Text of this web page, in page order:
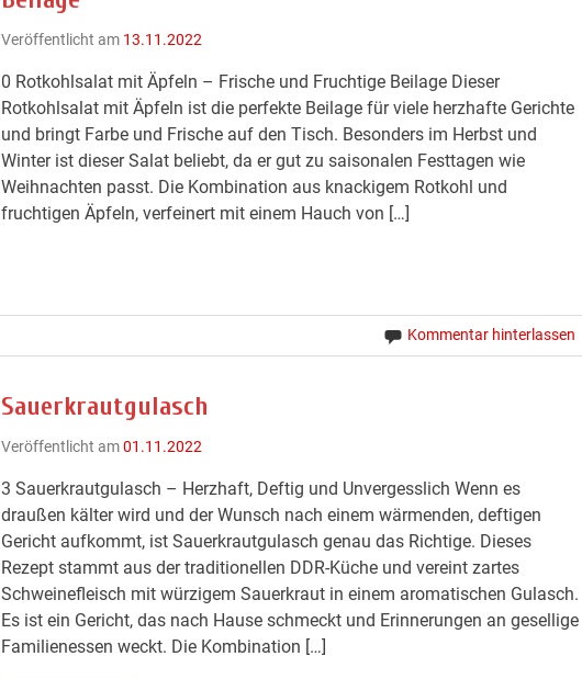
Veröffentlicht am 13.11.2022
0 Rotkohlsalat mit Äpfeln – Frische und Fruchtige Beilage Dieser
Rotkohlsalat mit Äpfeln ist die perfekte Beilage für viele herzhafte Gerichte
und bringt Farbe und Frische auf den Tisch. Besonders im Herbst und
Winter ist dieser Salat beliebt, da er gut zu saisonalen Festtagen wie
Weihnachten passt. Die Kombination aus knackigem Rotkohl und
fruchtigen Äpfeln, verfeinert mit einem Hauch von […]
Kommentar hinterlassen
Sauerkrautgulasch
Veröffentlicht am01.11.2022
3 Sauerkrautgulasch – Herzhaft, Deftig und Unvergesslich Wenn es
draußen kälter wird und der Wunsch nach einem wärmenden, deftigen
Gericht aufkommt, ist Sauerkrautgulasch genau das Richtige. Dieses
Rezept stammt aus der traditionellen DDR-Küche und vereint zartes
Schweinefleisch mit würzigem Sauerkraut in einem aromatischen Gulasch.
Es ist ein Gericht, das nach Hause schmeckt und Erinnerungen an gesellige
Familienessen weckt. Die Kombination […]